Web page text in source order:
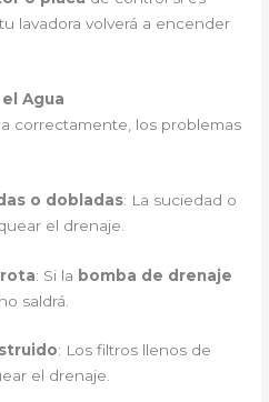
lavadora volverá a encender
Agua
correctamente, los problemas
o dobladas: La suciedad o
el drenaje.
: Si la bomba de drenaje
saldrá.
: Los filtros llenos de
el drenaje.